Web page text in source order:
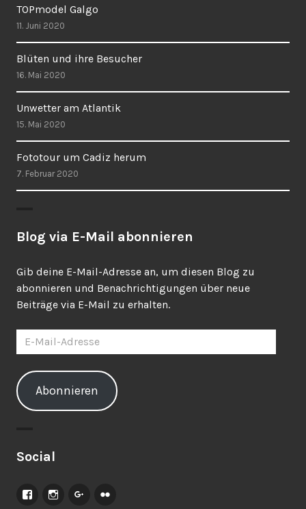
TOPmodel Galgo
11. Juni 2020
Blüten und ihre Besucher
16. Mai 2020
Unwetter am Atlantik
15. Mai 2020
Fototour um Cadiz herum
7. Februar 2020
Blog via E-Mail abonnieren
Gib deine E-Mail-Adresse an, um diesen Blog zu
abonnieren und Benachrichtigungen über neue
Beiträge via E-Mail zu erhalten.
Mail-
Adresse
Abonnieren
Social
FacebookInstagramGoogle+